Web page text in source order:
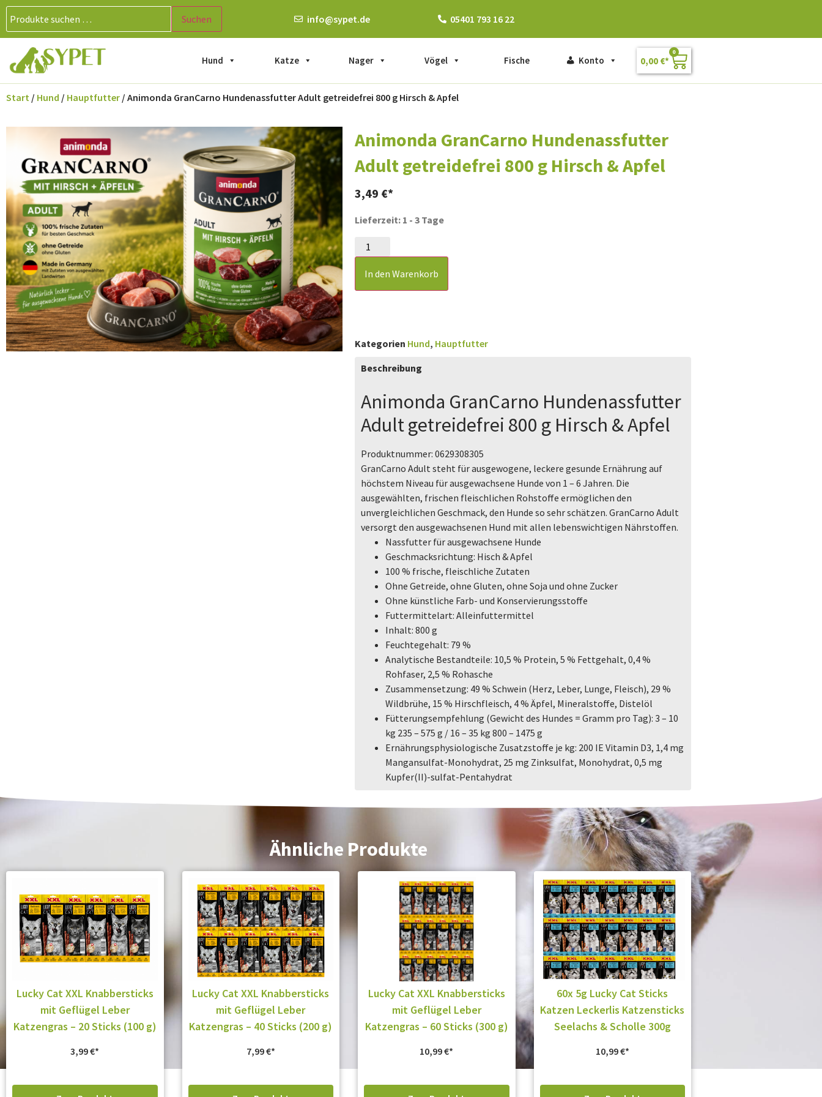
Suchen info@sypet.de 05401 793 16 22
Hund Katze Nager Vögel Fische Konto 0,00 €
0
Start / Hund / Hauptfutter / Animonda GranCarno Hundenassfutter Adult getreidefrei 800 g Hirsch & Apfel
Animonda GranCarno Hundenassfutter
Adult getreidefrei 800 g Hirsch & Apfel
3,49 €
Lieferzeit: 1 - 3 Tage
In den Warenkorb
Kategorien Hund, Hauptfutter
Beschreibung
Animonda GranCarno Hundenassfutter
Adult getreidefrei 800 g Hirsch & Apfel
Produktnummer: 0629308305
GranCarno Adult steht für ausgewogene, leckere gesunde Ernährung auf
höchstem Niveau für ausgewachsene Hunde von 1 – 6 Jahren. Die
ausgewählten, frischen fleischlichen Rohstoffe ermöglichen den
unvergleichlichen Geschmack, den Hunde so sehr schätzen. GranCarno Adult
versorgt den ausgewachsenen Hund mit allen lebenswichtigen Nährstoffen.
Nassfutter für ausgewachsene Hunde
Geschmacksrichtung: Hisch & Apfel
100 % frische, fleischliche Zutaten
Ohne Getreide, ohne Gluten, ohne Soja und ohne Zucker
Ohne künstliche Farb- und Konservierungsstoffe
Futtermittelart: Alleinfuttermittel
Inhalt: 800 g
Feuchtegehalt: 79 %
Analytische Bestandteile: 10,5 % Protein, 5 % Fettgehalt, 0,4 %
Rohfaser, 2,5 % Rohasche
Zusammensetzung: 49 % Schwein (Herz, Leber, Lunge, Fleisch), 29 %
Wildbrühe, 15 % Hirschfleisch, 4 % Äpfel, Mineralstoffe, Distelöl
Fütterungsempfehlung (Gewicht des Hundes = Gramm pro Tag): 3 – 10
kg 235 – 575 g / 16 – 35 kg 800 – 1475 g
Ernährungsphysiologische Zusatzstoffe je kg: 200 IE Vitamin D3, 1,4 mg
Mangansulfat-Monohydrat, 25 mg Zinksulfat, Monohydrat, 0,5 mg
Kupfer(II)-sulfat-Pentahydrat
Ähnliche Produkte
Lucky Cat XXL Knabbersticks
mit Geflügel Leber
Katzengras – 20 Sticks (100 g)
3,99€
Lucky Cat XXL Knabbersticks
mit Geflügel Leber
Katzengras – 40 Sticks (200 g)
7,99€
Lucky Cat XXL Knabbersticks
mit Geflügel Leber
Katzengras – 60 Sticks (300 g)
10,99€
60x 5g Lucky Cat Sticks
Katzen Leckerlis Katzensticks
Seelachs & Scholle 300g
10,99€